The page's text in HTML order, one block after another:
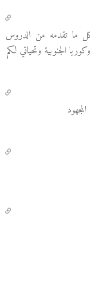
كل ما تقدمه من الدروس
الجنوبية وتحياتي لكم